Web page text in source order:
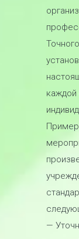
каждой
—